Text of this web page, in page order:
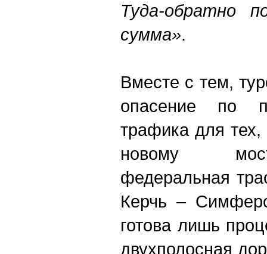
Туда-обратно
сумма».
Вместе с тем,
опасение по
трафика для
новому
федеральная
Керчь –
готова лишь
двухполосная